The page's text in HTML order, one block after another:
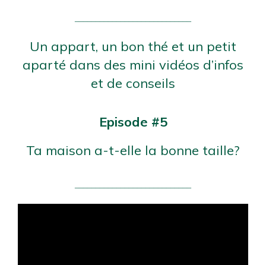
Un appart, un bon thé et un petit
aparté dans des mini vidéos d’infos
et de conseils
Episode #5
Ta maison a-t-elle la bonne taille?